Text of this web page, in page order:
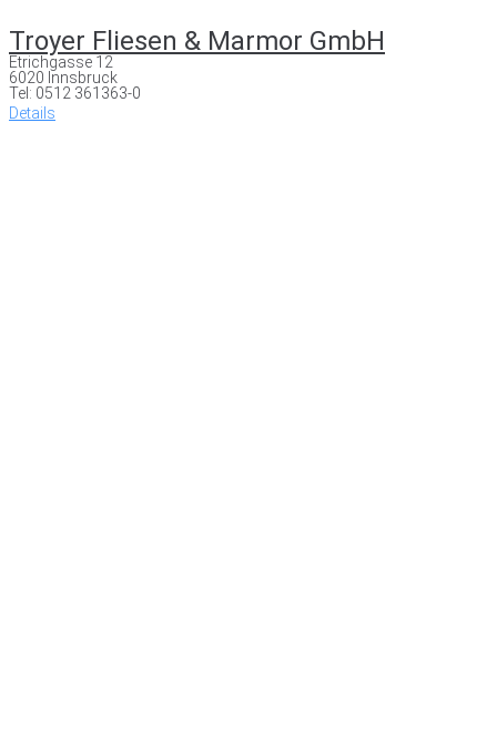
Troyer Fliesen & Marmor GmbH
Etrichgasse 12
6020 Innsbruck
Tel: 0512 361363-0
Details